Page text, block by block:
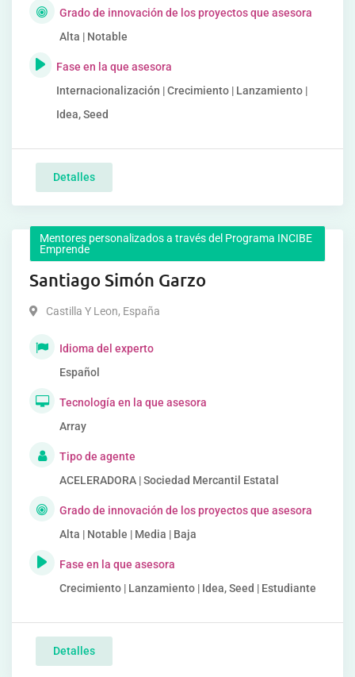
Grado de innovación de los proyectos que asesora
Alta | Notable
Fase en la que asesora
Internacionalización | Crecimiento | Lanzamiento |
Idea, Seed
Detalles
Mentores personalizados a través del Programa INCIBE
Emprende
Santiago Simón Garzo
Castilla Y Leon, España
Idioma del experto
Español
Tecnología en la que asesora
Array
Tipo de agente
ACELERADORA | Sociedad Mercantil Estatal
Grado de innovación de los proyectos que asesora
Alta | Notable | Media | Baja
Fase en la que asesora
Crecimiento | Lanzamiento | Idea, Seed | Estudiante
Detalles